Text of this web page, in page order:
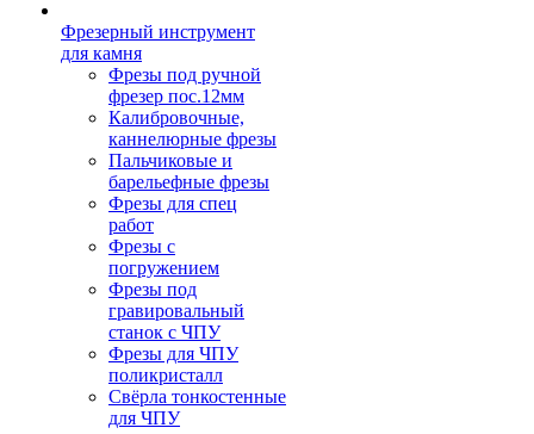
Фрезерный инструмент
для камня
Фрезы под ручной
фрезер пос.12мм
Калибровочные,
каннелюрные фрезы
Пальчиковые и
барельефные фрезы
Фрезы для спец
работ
Фрезы с
погружением
Фрезы под
гравировальный
станок с ЧПУ
Фрезы для ЧПУ
поликристалл
Свёрла тонкостенные
для ЧПУ